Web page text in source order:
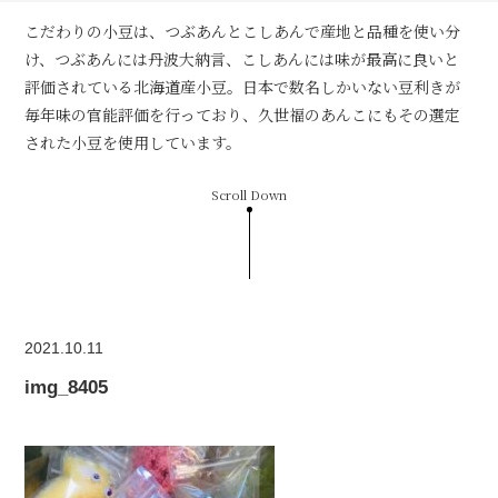
こだわりの小豆は、つぶあんとこしあんで産地と品種を使い分
け、つぶあんには丹波大納言、こしあんには味が最高に良いと
評価されている北海道産小豆。日本で数名しかいない豆利きが
毎年味の官能評価を行っており、久世福のあんこにもその選定
された小豆を使用しています。
Scroll Down
2021.10.11
img_8405